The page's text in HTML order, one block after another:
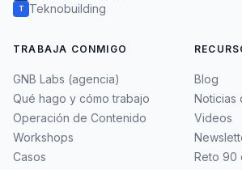
T Teknobuilding
TRABAJA CONMIGO
GNB Labs (agencia)
Qué hago y cómo trabajo
Operación de Contenido
Workshops
Casos
Blog
Noticias
Videos
Reto 90